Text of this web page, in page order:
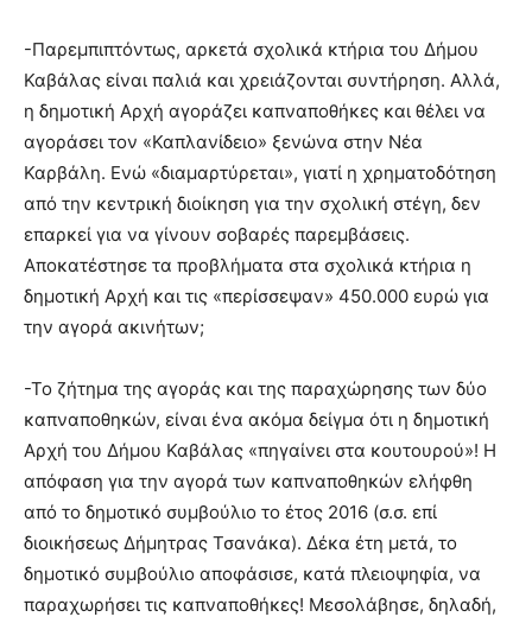
-Παρεμπιπτόντως, αρκετά σχολικά κτήρια του Δήμου
Καβάλας είναι παλιά και χρειάζονται συντήρηση. Αλλά,
η δημοτική Αρχή αγοράζει καπναποθήκες και θέλει να
αγοράσει τον «Καπλανίδειο» ξενώνα στην Νέα
Καρβάλη. Ενώ «διαμαρτύρεται», γιατί η χρηματοδότηση
από την κεντρική διοίκηση για την σχολική στέγη, δεν
επαρκεί για να γίνουν σοβαρές παρεμβάσεις.
Αποκατέστησε τα προβλήματα στα σχολικά κτήρια η
δημοτική Αρχή και τις «περίσσεψαν» 450.000 ευρώ για
την αγορά ακινήτων;
-Το ζήτημα της αγοράς και της παραχώρησης των δύο
καπναποθηκών, είναι ένα ακόμα δείγμα ότι η δημοτική
Αρχή του Δήμου Καβάλας «πηγαίνει στα κουτουρού»! Η
απόφαση για την αγορά των καπναποθηκών ελήφθη
από το δημοτικό συμβούλιο το έτος 2016 (σ.σ. επί
διοικήσεως Δήμητρας Τσανάκα). Δέκα έτη μετά, το
δημοτικό συμβούλιο αποφάσισε, κατά πλειοψηφία, να
παραχωρήσει τις καπναποθήκες! Μεσολάβησε, δηλαδή,